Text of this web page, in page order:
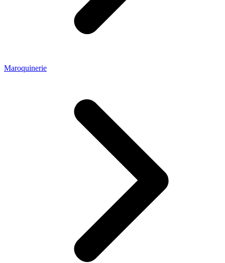
Maroquinerie